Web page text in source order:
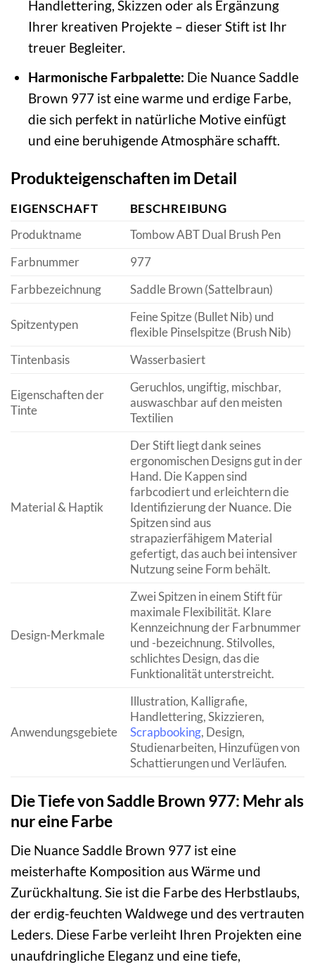
Handlettering, Skizzen oder als Ergänzung
Ihrer kreativen Projekte – dieser Stift ist Ihr
treuer Begleiter.
Harmonische Farbpalette: Die Nuance Saddle
Brown 977 ist eine warme und erdige Farbe,
die sich perfekt in natürliche Motive einfügt
und eine beruhigende Atmosphäre schafft.
Produkteigenschaften im Detail
EIGENSCHAFT
BESCHREIBUNG
Produktname
Tombow ABT Dual Brush Pen
Farbnummer
977
Farbbezeichnung
Saddle Brown (Sattelbraun)
Spitzentypen
Feine Spitze (Bullet Nib) und
flexible Pinselspitze (Brush Nib)
Tintenbasis
Wasserbasiert
Eigenschaften der
Tinte
Geruchlos, ungiftig, mischbar,
auswaschbar auf den meisten
Textilien
Material & Haptik
Der Stift liegt dank seines
ergonomischen Designs gut in der
Hand. Die Kappen sind
farbcodiert und erleichtern die
Identifizierung der Nuance. Die
Spitzen sind aus
strapazierfähigem Material
gefertigt, das auch bei intensiver
Nutzung seine Form behält.
Design-Merkmale
Zwei Spitzen in einem Stift für
maximale Flexibilität. Klare
Kennzeichnung der Farbnummer
und -bezeichnung. Stilvolles,
schlichtes Design, das die
Funktionalität unterstreicht.
Anwendungsgebiete
Illustration, Kalligrafie,
Handlettering, Skizzieren,
Scrapbooking, Design,
Studienarbeiten, Hinzufügen von
Schattierungen und Verläufen.
Die Tiefe von Saddle Brown 977: Mehr als
nur eine Farbe
Die Nuance Saddle Brown 977 ist eine
meisterhafte Komposition aus Wärme und
Zurückhaltung. Sie ist die Farbe des Herbstlaubs,
der erdig-feuchten Waldwege und des vertrauten
Leders. Diese Farbe verleiht Ihren Projekten eine
unaufdringliche Eleganz und eine tiefe,